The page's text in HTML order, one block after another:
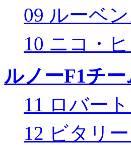
09 ルーベ
10 ニコ・
ルノーF1チー
11 ロバー
12 ビタリ